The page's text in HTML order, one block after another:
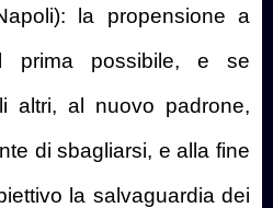
la propensione a
prima possibile, e se
altri, al nuovo padrone,
di sbagliarsi, e alla fine
la salvaguardia dei